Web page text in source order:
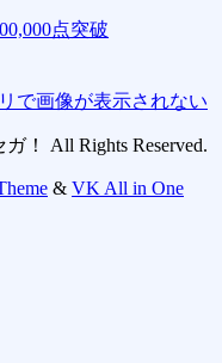
点突破
で画像が表示されない
！ All Rights Reserved.
& VK All in One